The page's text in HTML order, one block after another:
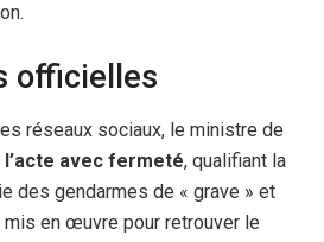
officielles
réseaux sociaux, le ministre de
l’acte avec fermeté, qualifiant la
des gendarmes de « grave » et
en œuvre pour retrouver le